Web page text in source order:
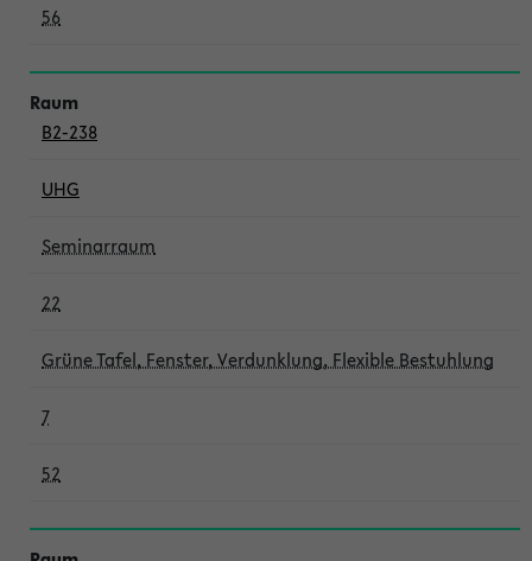
56
B2-238
UHG
Seminarraum
22
Grüne Tafel, Fenster, Verdunklung, Flexible Bestuhlung
7
52